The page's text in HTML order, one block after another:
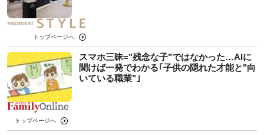
トップページへ
スマホ三昧="残念な子"ではなかった…AIに
聞けば一発でわかる｢子供の隠れた才能と"向
いている職業"｣
トップページへ